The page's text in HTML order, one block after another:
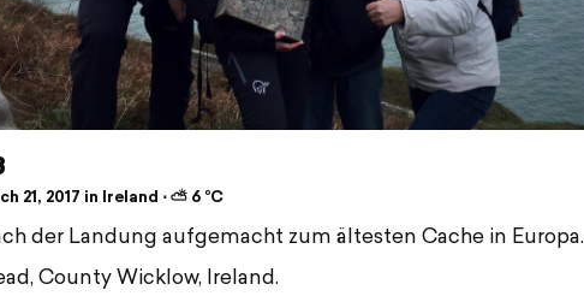
21, 2017 in Ireland ⋅ ⛅ 6 °C
der Landung aufgemacht zum ältesten Cache in Europa.
County Wicklow, Ireland.